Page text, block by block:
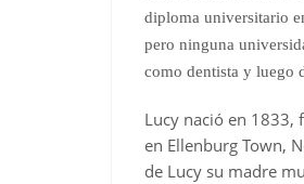
diploma universitario
pero ninguna
como dentista y luego
Lucy nació en 1833,
en Ellenburg Town,
de Lucy su madre